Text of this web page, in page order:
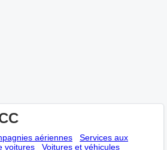
aériennes
Services aux
voitures
Voitures et véhicules